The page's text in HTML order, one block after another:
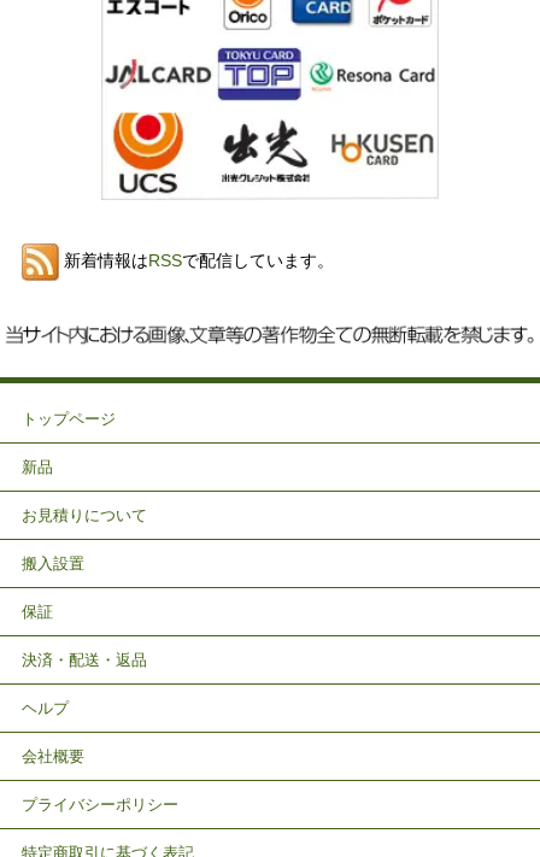
新着情報はRSSで配信しています。
トップページ
新品
お見積りについて
搬入設置
保証
決済・配送・返品
ヘルプ
会社概要
プライバシーポリシー
特定商取引に基づく表記